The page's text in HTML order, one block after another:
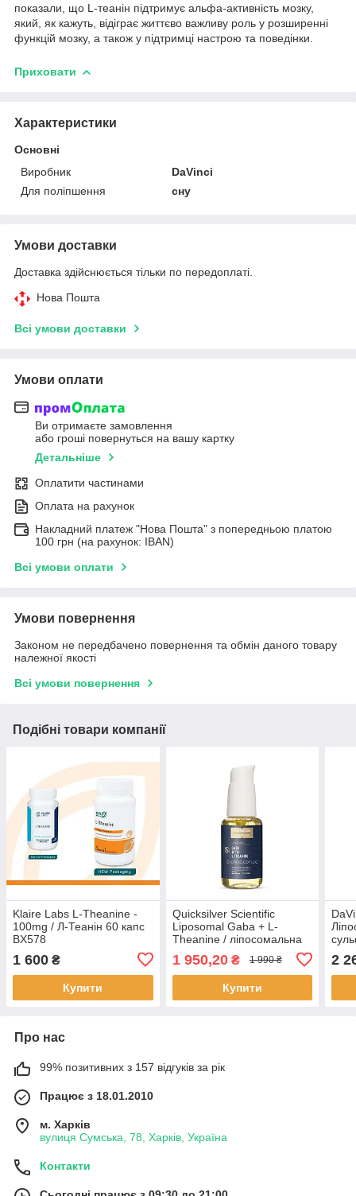
показали, що L-теанін підтримує альфа-активність мозку,
який, як кажуть, відіграє життєво важливу роль у розширенні
функцій мозку, а також у підтримці настрою та поведінки.
Приховати
Характеристики
Основні
Виробник
DaVinci
Для поліпшення
сну
Умови доставки
Доставка здійснюється тільки по передоплаті.
Нова Пошта
Всі умови доставки
Умови оплати
Ви отримаєте замовлення
або гроші повернуться на вашу картку
Детальніше
Оплатити частинами
Оплата на рахунок
Накладний платеж "Нова Пошта" з попередньою платою
100 грн (на рахунок: IBAN)
Всі умови оплати
Умови повернення
Законом не передбачено повернення та обмін даного товару
належної якості
Всі умови повернення
Подібні товари компанії
Klaire Labs L-Theanine -
100mg / Л-Теанін 60 капс
BX578
1 600 ₴
Купити
Quicksilver Scientific
Liposomal Gaba + L-
Theanine / ліпосомальна
ГАМК із L-теаніном 50 мл
BX564
1 950,20₴ 1 990 ₴
Купити
2
Про нас
99% позитивних з 157 відгуків за рік
Працює з 18.01.2010
м. Харків
вулиця Сумська, 78, Харків, Україна
Контакти